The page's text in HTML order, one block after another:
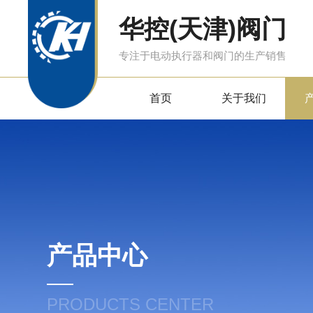
华控(天津)阀门
专注于电动执行器和阀门的生产销售
首页 关于我们
产品中心
PRODUCTS CENTER